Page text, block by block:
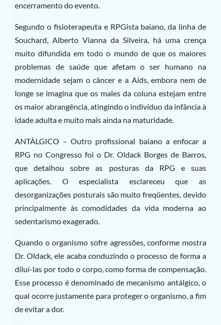
encerramento do evento.
Segundo o fisioterapeuta e RPGista baiano, da linha de
Souchard, Alberto Vianna da Silveira, há uma crença
muito difundida em todo o mundo de que os maiores
problemas de saúde que afetam o ser humano na
modernidade sejam o câncer e a Aids, embora nem de
longe se imagina que os males da coluna estejam entre
os maior abrangência, atingindo o indivíduo da infância à
idade adulta e muito mais ainda na maturidade.
ANTÀLGICO – Outro profissional baiano a enfocar a
RPG no Congresso foi o Dr. Oldack Borges de Barros,
que detalhou sobre as posturas da RPG e suas
aplicações. O especialista esclareceu que as
desorganizações posturais são muito freqüentes, devido
principalmente às comodidades da vida moderna ao
sedentarismo exagerado.
Quando o organismo sofre agressões, conforme mostra
Dr. Oldack, ele acaba conduzindo o processo de forma a
diluí-las por todo o corpo, como forma de compensação.
Esse processo é denominado de mecanismo antálgico, o
qual ocorre justamente para proteger o organismo, a fim
de evitar a dor.